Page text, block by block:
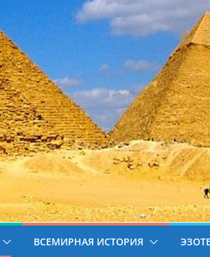
ВСЕМИРНАЯ ИСТОРИЯ